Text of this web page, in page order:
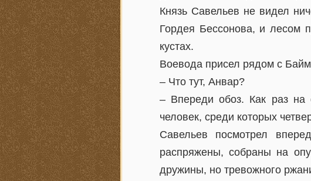
Князь Савельев не видел
Гордея Бессонова, и лесом
кустах.
Воевода присел рядом с
– Что тут, Анвар?
– Впереди обоз. Как раз на
человек, среди которых
Савельев посмотрел
распряжены, собраны на
дружины, но тревожного